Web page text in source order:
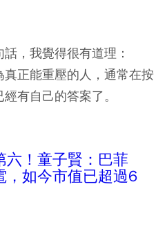
，我覺得很有道理：
真正能重壓的人，通常在按
有自己的答案了。
六！童子賢：巴菲
，如今市值已超過6